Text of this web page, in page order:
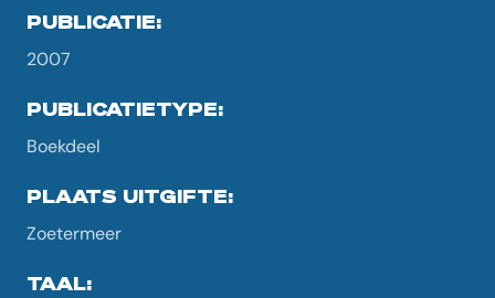
PUBLICATIE:
2007
PUBLICATIETYPE:
Boekdeel
PLAATS UITGIFTE:
Zoetermeer
TAAL: